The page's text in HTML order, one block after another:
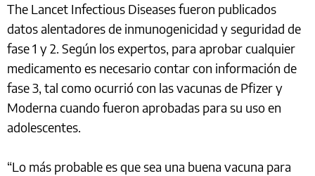
The Lancet Infectious Diseases fueron publicados
datos alentadores de inmunogenicidad y seguridad de
fase 1 y 2. Según los expertos, para aprobar cualquier
medicamento es necesario contar con información de
fase 3, tal como ocurrió con las vacunas de Pfizer y
Moderna cuando fueron aprobadas para su uso en
adolescentes.
“Lo más probable es que sea una buena vacuna para